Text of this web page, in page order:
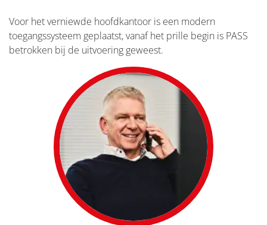
Voor het verniewde hoofdkantoor is een modern
toegangssysteem geplaatst, vanaf het prille begin is PASS
betrokken bij de uitvoering geweest.